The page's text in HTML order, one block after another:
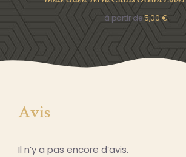
à partir de5,00 €
Avis
Il n’y a pas encore d’avis.